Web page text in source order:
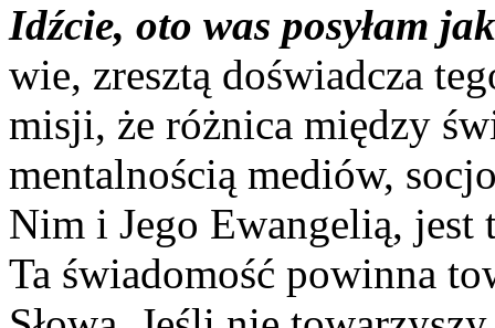
Idźcie, oto was posyłam
wie, zresztą doświadcza
misji, że różnica między
mentalnością mediów,
Nim i Jego Ewangelią,
Ta świadomość powinna